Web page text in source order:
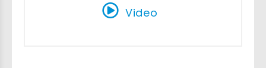
Video